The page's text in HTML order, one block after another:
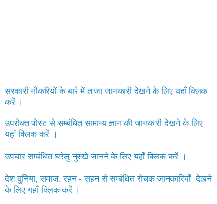
सरकारी नौकरियों के बारे में ताजा जानकारी देखने के लिए यहाँ क्लिक
करें ।
उपरोक्त पोस्ट से सम्बंधित सामान्य ज्ञान की जानकारी देखने के लिए
यहाँ क्लिक करें ।
उपचार सम्बंधित घरेलु नुस्खे जानने के लिए यहाँ क्लिक करें ।
देश दुनिया, समाज, रहन - सहन से सम्बंधित रोचक जानकारियाँ देखने
के लिए यहाँ क्लिक करें ।